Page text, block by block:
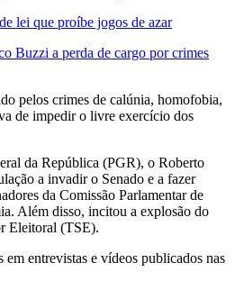
lei que proíbe jogos de azar
Buzzi a perda de cargo por crimes
pelos crimes de calúnia, homofobia,
de impedir o livre exercício dos
da República (PGR), o Roberto
a invadir o Senado e a fazer
da Comissão Parlamentar de
Além disso, incitou a explosão do
Eleitoral (TSE).
em entrevistas e vídeos publicados nas